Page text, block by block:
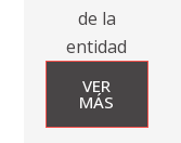
de la
entidad
VER
MÁS